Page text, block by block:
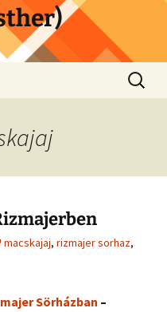
Search
for:
macskajaj, rizmajer sorhaz,
Sörházban –